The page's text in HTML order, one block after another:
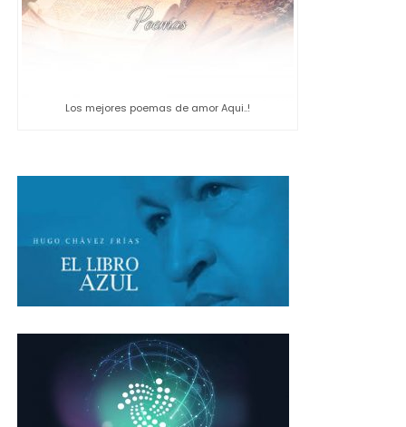
Los mejores poemas de amor Aqui..!